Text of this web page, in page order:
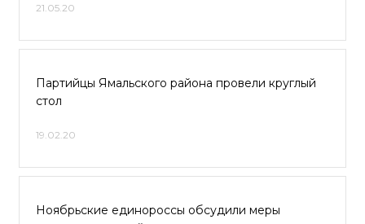
21.05.20
Партийцы Ямальского района провели круглый
стол
19.02.20
Ноябрьские единороссы обсудили меры